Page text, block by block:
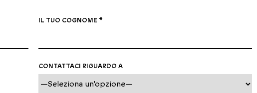
IL TUO COGNOME *
CONTATTACI RIGUARDO A